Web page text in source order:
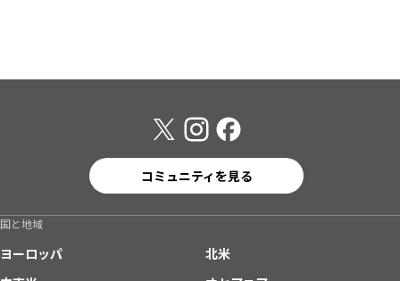
コミュニティを見る
国と地域
ヨーロッパ
北米